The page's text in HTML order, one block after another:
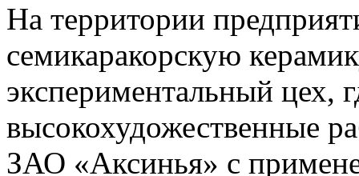
На территории
семикаракорскую
экспериментальный цех,
высокохудожественные
ЗАО «Аксинья» с